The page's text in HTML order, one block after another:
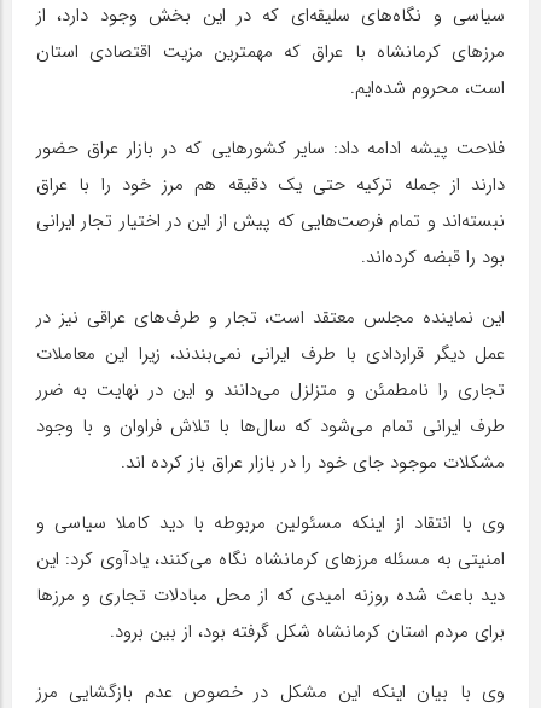
سیاسی و نگاه‌های سلیقه‌ای که در این بخش وجود دارد، از
مرزهای کرمانشاه با عراق که مهمترین مزیت اقتصادی استان
است، محروم شده‌ایم.
فلاحت پیشه ادامه داد: سایر کشورهایی که در بازار عراق حضور
دارند از جمله ترکیه حتی یک دقیقه هم مرز خود را با عراق
نبسته‌اند و تمام فرصت‌هایی که پیش از این در اختیار تجار ایرانی
بود را قبضه کرده‌اند.
این نماینده مجلس معتقد است، تجار و طرف‌های عراقی نیز در
عمل دیگر قراردادی با طرف ایرانی نمی‌بندند، زیرا این معاملات
تجاری را نامطمئن و متزلزل می‌دانند و این در نهایت به ضرر
طرف ایرانی تمام می‌شود که سال‌ها با تلاش فراوان و با وجود
مشکلات موجود جای خود را در بازار عراق باز کرده اند.
وی با انتقاد از اینکه مسئولین مربوطه با دید کاملا سیاسی و
امنیتی به مسئله مرزهای کرمانشاه نگاه می‌کنند، یادآوی کرد: این
دید باعث شده روزنه امیدی که از محل مبادلات تجاری و مرزها
برای مردم استان کرمانشاه شکل گرفته بود، از بین برود.
وی با بیان اینکه این مشکل در خصوص عدم بازگشایی مرز